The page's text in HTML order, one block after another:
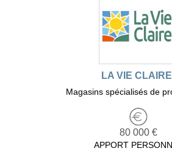
LA VIE CLAIRE
Magasins spécialisés de
80 000 €
APPORT